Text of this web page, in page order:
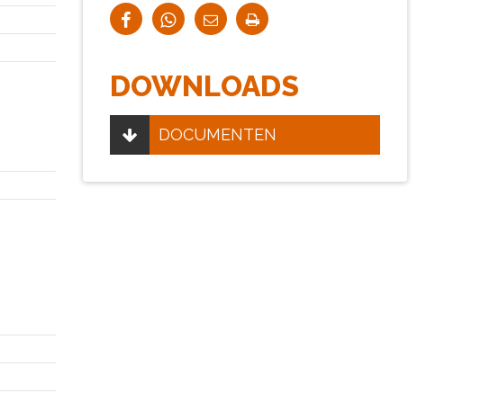
DOWNLOADS
DOCUMENTEN